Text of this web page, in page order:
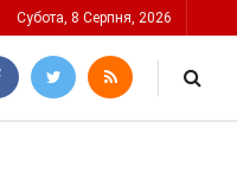
Субота, 8 Серпня, 2026